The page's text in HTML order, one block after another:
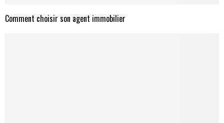
Comment choisir son agent immobilier